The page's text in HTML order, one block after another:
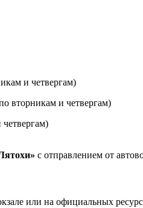
и четвергам)
вторникам и четвергам)
с отправлением от
или на официальных